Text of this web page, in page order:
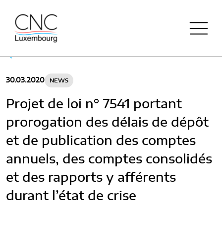
ACTUALITÉS
QUI SOMMES-NOUS
NOTRE HISTOIRE
NOS MISSIONS
ORGANISATION
PUBLICATIONS
DOCTRINE
RÉPERTOIRE
30.03.2020 NEWS
Projet de loi n° 7541 portant
prorogation des délais de dépôt
et de publication des comptes
annuels, des comptes consolidés
et des rapports y afférents
durant l’état de crise